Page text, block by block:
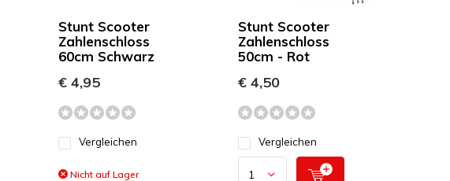
Stunt Scooter
Zahlenschloss
60cm Schwarz
€ 4,95
Vergleichen
Nicht auf Lager
Stunt Scooter
Zahlenschloss
50cm - Rot
€ 4,50
Vergleichen